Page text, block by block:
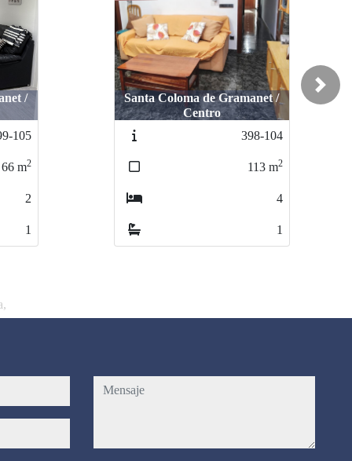
/
104
m2
4
1
Badalona / Fondo-Lloreda
392-100
103m2
3
1
Next
mensaje